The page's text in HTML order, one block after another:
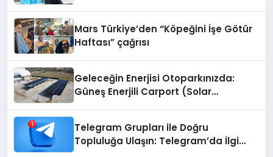
Mars Türkiye’den “Köpeğini İşe Götür
Haftası” çağrısı
Geleceğin Enerjisi Otoparkınızda:
Güneş Enerjili Carport (Solar
Telegram Grupları ile Doğru
Topluluğa Ulaşın: Telegram’da İlgi